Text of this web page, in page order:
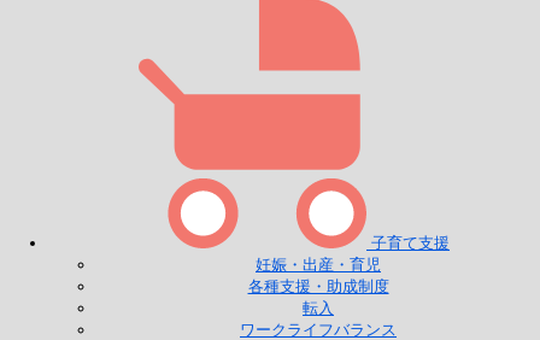
子育て支援
妊娠・出産・育児
各種支援・助成制度
転入
ワークライフバランス